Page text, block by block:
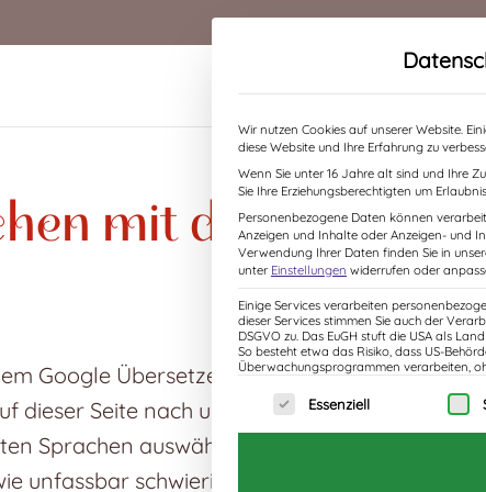
mit dem
Google Übersetzer gespielt.
dieser Seite nach unten scrollt kann man mit
Sprachen auswählen. Ich habe mir gerade
unfassbar schwierig diese Sprache sein muss.
Wir nutzen Cookies auf unserer Website.
diese Website und Ihre Erfahrung zu
Wenn Sie unter 16 Jahre alt sind und Ihre
Sie Ihre Erziehungsberechtigten um
Personenbezogene Daten können
Anzeigen und Inhalte oder Anzeigen- und
Verwendung Ihrer Daten finden Sie in
unter Einstellungen widerrufen oder
Einige Services verarbeiten
dieser Services stimmen Sie auch der
DSGVO zu. Das EuGH stuft die USA als
So besteht etwa das Risiko, dass US-
Überwachungsprogrammen verarbeiten,
Es folgt eine Liste der
Essenziell